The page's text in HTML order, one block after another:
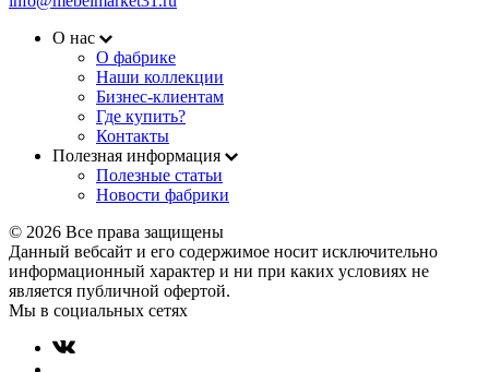
О нас
О фабрике
Наши коллекции
Бизнес-клиентам
Где купить?
Контакты
Полезная информация
Полезные статьи
Новости фабрики
© 2026 Все права защищены
Данный вебсайт и его содержимое носит исключительно
информационный характер и ни при каких условиях не
является публичной офертой.
Мы в социальных сетях